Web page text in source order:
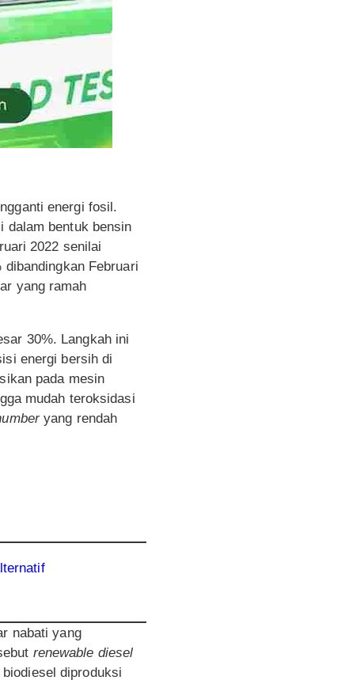
energi fosil.
dalam bentuk bensin
2022 senilai
Februari
yang ramah
30%. Langkah ini
energi bersih di
pada mesin
mudah teroksidasi
yang rendah
nabati yang
renewable diesel
diproduksi